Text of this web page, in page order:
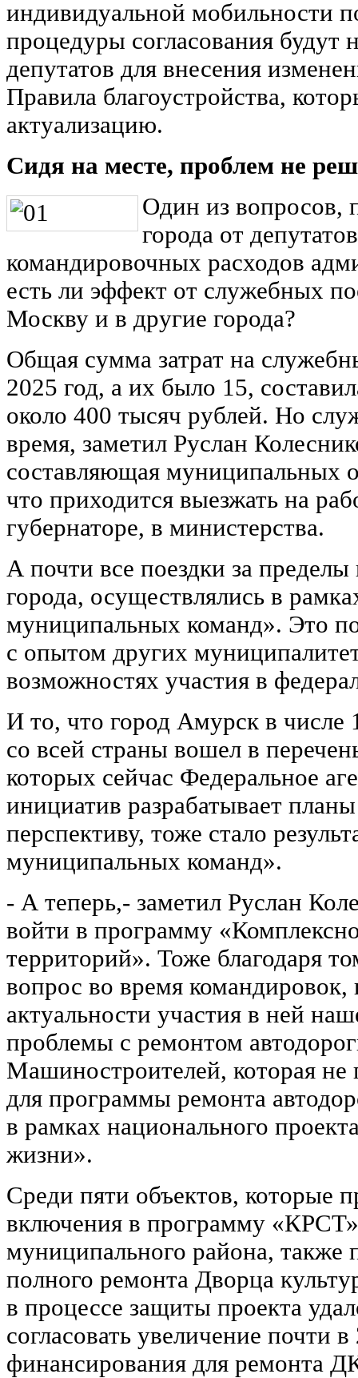
индивидуальной мобильности
процедуры согласования будут
депутатов для внесения
Правила благоустройства,
актуализацию.
Сидя на месте, проблем не
Один из вопросов,
города от
командировочных расходов
есть ли эффект от служебных
Москву и в другие города?
Общая сумма затрат на
2025 год, а их было 15,
около 400 тысяч рублей. Но
время, заметил Руслан
составляющая муниципальных
что приходится выезжать на
губернаторе, в министерства.
А почти все поездки за пределы
города, осуществлялись в
муниципальных команд». Это
с опытом других
возможностях участия в
И то, что город Амурск в числе
со всей страны вошел в
которых сейчас Федеральное
инициатив разрабатывает
перспективу, тоже стало
муниципальных команд».
- А теперь,- заметил Руслан
войти в программу
территорий». Тоже благодаря
вопрос во время командировок,
актуальности участия в ней
проблемы с ремонтом
Машиностроителей, которая
для программы ремонта
в рамках национального
жизни».
Среди пяти объектов, которые
включения в программу
муниципального района, также
полного ремонта Дворца
в процессе защиты проекта
согласовать увеличение почти
финансирования для ремонта